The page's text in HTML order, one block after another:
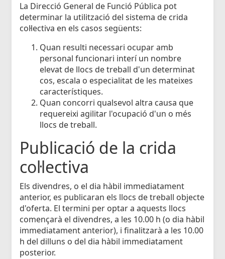
La Direcció General de Funció Pública pot
determinar la utilització del sistema de crida
col·lectiva en els casos següents:
Quan resulti necessari ocupar amb
personal funcionari interí un nombre
elevat de llocs de treball d'un determinat
cos, escala o especialitat de les mateixes
característiques.
Quan concorri qualsevol altra causa que
requereixi agilitar l'ocupació d'un o més
llocs de treball.
Publicació de la crida
col·lectiva
Els divendres, o el dia hàbil immediatament
anterior, es publicaran els llocs de treball objecte
d'oferta. El termini per optar a aquests llocs
començarà el divendres, a les 10.00 h (o dia hàbil
immediatament anterior), i finalitzarà a les 10.00
h del dilluns o del dia hàbil immediatament
posterior.